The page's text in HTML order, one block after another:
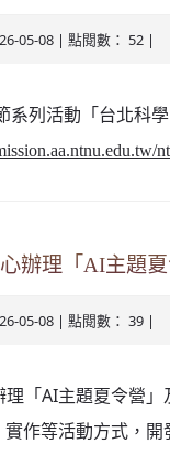
05-08 | 點閱數： 52 |
列活動「台北科
辦理「AI主題
05-08 | 點閱數： 39 |
「AI主題夏令營
實作等活動方式，